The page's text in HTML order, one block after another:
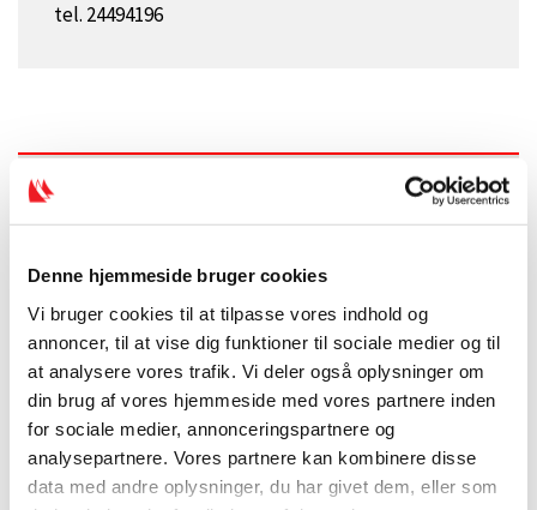
Denne hjemmeside bruger cookies
Vi bruger cookies til at tilpasse vores indhold og
annoncer, til at vise dig funktioner til sociale medier og til
at analysere vores trafik. Vi deler også oplysninger om
din brug af vores hjemmeside med vores partnere inden
for sociale medier, annonceringspartnere og
analysepartnere. Vores partnere kan kombinere disse
data med andre oplysninger, du har givet dem, eller som
tel. 24494196